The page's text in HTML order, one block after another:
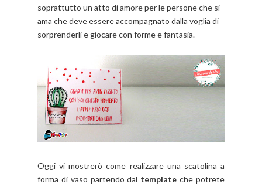
soprattutto un atto di amore per le persone che si
ama che deve essere accompagnato dalla voglia di
sorprenderli e giocare con forme e fantasia.
Oggi vi mostrerò come realizzare una scatolina a
forma di vaso partendo dal template che potrete